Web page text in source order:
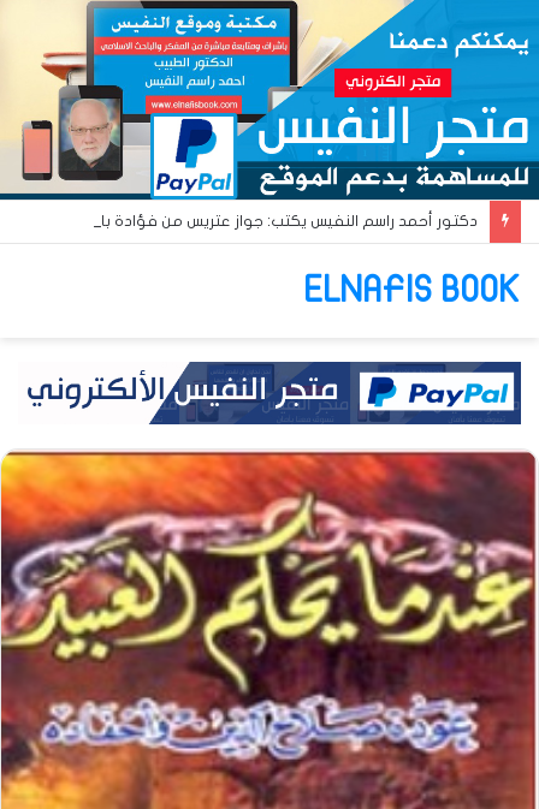
ELNAFIS BOOK